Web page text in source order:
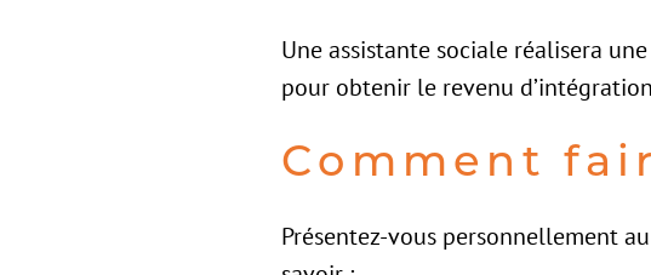
Une assistante sociale réalisera
pour obtenir le revenu
Comment
Présentez-vous personnellement